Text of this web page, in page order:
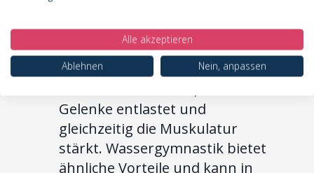
eignen sich besonders
gelenkschonende Sportarten,
die die Arme nicht überlasten.
Gelenke entlastet und
gleichzeitig die Muskulatur
stärkt. Wassergymnastik bietet
ähnliche Vorteile und kann in
Alle akzeptieren
Ablehnen
Nein, anpassen